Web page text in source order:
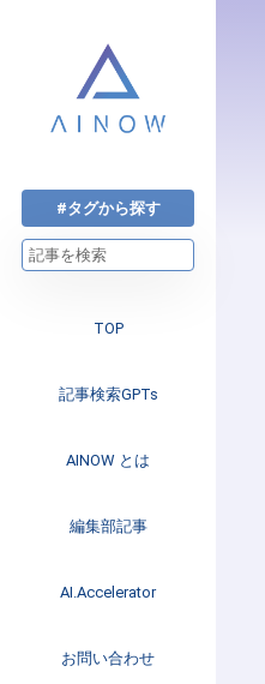
#タグから探す
TOP
記事検索GPTs
AINOW とは
編集部記事
注目のニュース
インタビュー
Web3
AI.Accelerator
AI.Accelerator記事
お問い合わせ